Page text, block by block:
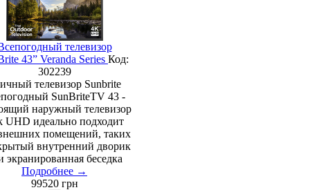
телевизор
43” Veranda Series Код:
302239
телевизор Sunbrite
SunBriteTV 43 -
наружный телевизор
UHD идеально подходит
помещений, таких
внутренний дворик
экранированная беседка
Подробнее →
99520 грн